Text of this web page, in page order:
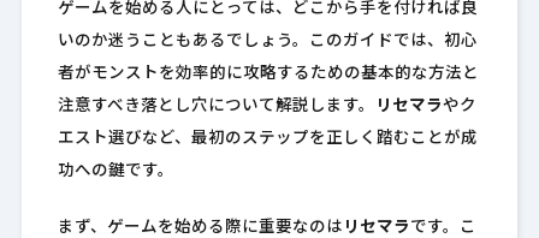
ゲームを始める人にとっては、どこから手を付ければ良
いのか迷うこともあるでしょう。このガイドでは、初心
者がモンストを効率的に攻略するための基本的な方法と
注意すべき落とし穴について解説します。 リセマラやク
エスト選びなど、最初のステップを正しく踏むことが成
功への鍵です。
まず、ゲームを始める際に重要なのは リセマラ です。こ